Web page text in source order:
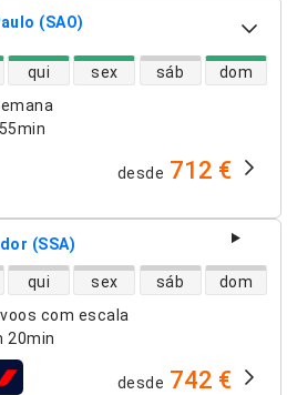
(SAO)
qui sex sáb dom
desde 712 €
(SSA)
com escala
20min
qui sex sáb dom
desde 742 €